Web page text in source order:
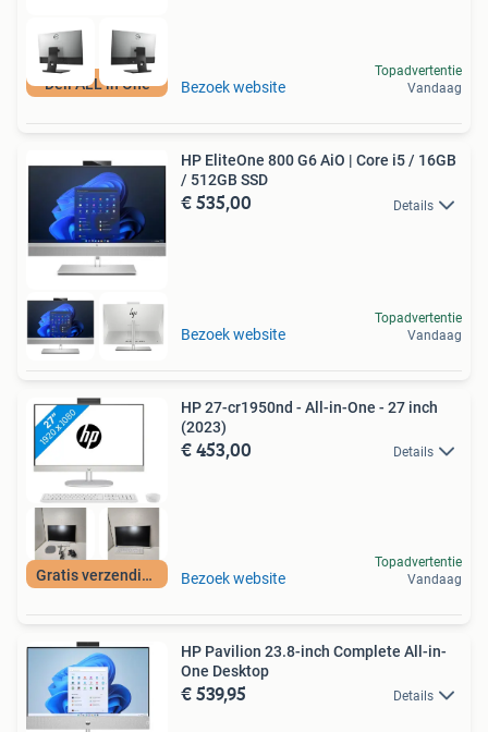
Dell ALL in One Bezoek website
Topadvertentie
Vandaag
HP EliteOne 800 G6 AiO | Core i5 / 16GB
/ 512GB SSD
€ 535,00 Details
Bezoek website
Topadvertentie
Vandaag
Gratis verzending
HP 27-cr1950nd - All-in-One - 27 inch
(2023)
€ 453,00 Details
Bezoek website
Topadvertentie
Vandaag
HP Pavilion 23.8-inch Complete All-in-
One Desktop
€ 539,95 Details